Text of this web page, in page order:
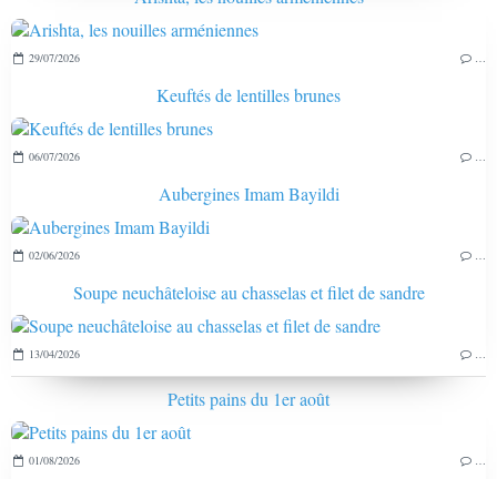
29/07/2026
Keuftés de lentilles brunes
06/07/2026
Aubergines Imam Bayildi
02/06/2026
Soupe neuchâteloise au chasselas et filet de sandre
13/04/2026
Petits pains du 1er août
01/08/2026